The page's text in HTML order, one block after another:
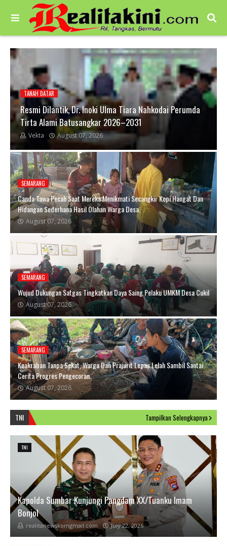
TANAH DATAR
Resmi Dilantik, Dr. Inoki Ulma Tiara Nahkodai Perumda
Tirta Alami Batusangkar 2026–2031
Vekta August 07, 2026
SEMARANG
Canda Tawa Pecah Saat Mereka Menikmati Secangkir Kopi Hangat Dan
Hidangan Sederhana Hasil Olahan Warga Desa.
August 07, 2026
SEMARANG
Wujud Dukungan Satgas Tingkatkan Daya Saing Pelaku UMKM Desa Cukil
August 07, 2026
SEMARANG
Keakraban Tanpa Sekat, Warga Dan Prajurit Lepas Lelah Sambil Santai
Cerita Progres Pengecoran.
August 07, 2026
TNI Tampilkan Selengkapnya
TNI
Kapolda Sumbar Kunjungi Pangdam XX/Tuanku Imam
Bonjol
realitanewskomgmail.com July 22, 2026